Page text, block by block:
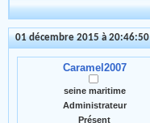
01 décembre 2015 à 20:46:50
Caramel2007
seine maritime
Administrateur
Présent